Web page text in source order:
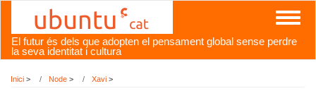
contingut
El futur és dels que adopten el pensament global sense perdre
la seva identitat i cultura
Inici > Node > Xavi >